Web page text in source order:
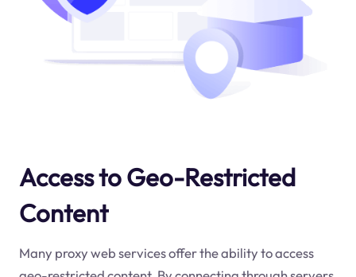
Access to Geo-Restricted
Content
Many proxy web services offer the ability to access